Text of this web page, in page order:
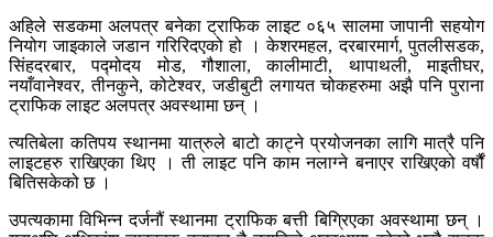
अहिले सडकमा अलपत्र बनेका ट्राफिक लाइट ०६५ सालमा जापानी सहयोग
नियोग जाइकाले जडान गरिरिदएको हो । केशरमहल, दरबारमार्ग, पुतलीसडक,
सिंहदरबार, पद्मोदय मोड, गौशाला, कालीमाटी, थापाथली, माइतीघर,
नयाँवानेश्वर, तीनकुने, कोटेश्वर, जडीबुटी लगायत चोकहरुमा अझै पनि पुराना
ट्राफिक लाइट अलपत्र अवस्थामा छन् ।
त्यतिबेला कतिपय स्थानमा यात्रुले बाटो काट्ने प्रयोजनका लागि मात्रै पनि
लाइटहरु राखिएका थिए । ती लाइट पनि काम नलाग्ने बनाएर राखिएको वर्षौं
बितिसकेको छ ।
उपत्यकामा विभिन्न दर्जनौं स्थानमा ट्राफिक बत्ती बिग्रिएका अवस्थामा छन् ।